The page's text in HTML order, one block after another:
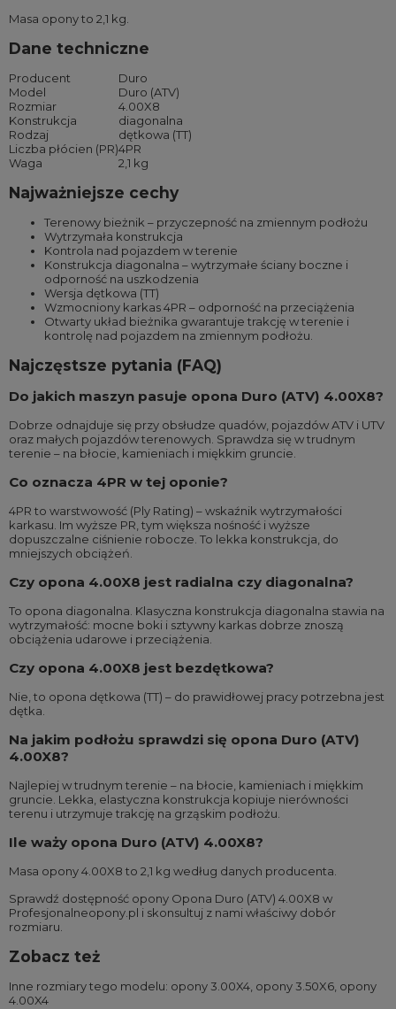
Masa opony to 2,1 kg.
Dane techniczne
Producent
Duro
Model
Duro (ATV)
Rozmiar
4.00X8
Konstrukcja
diagonalna
Rodzaj
dętkowa (TT)
Liczba płócien (PR)4PR
Waga
2,1 kg
Najważniejsze cechy
Terenowy bieżnik – przyczepność na zmiennym podłożu
Wytrzymała konstrukcja
Kontrola nad pojazdem w terenie
Konstrukcja diagonalna – wytrzymałe ściany boczne i
odporność na uszkodzenia
Wersja dętkowa (TT)
Wzmocniony karkas 4PR – odporność na przeciążenia
Otwarty układ bieżnika gwarantuje trakcję w terenie i
kontrolę nad pojazdem na zmiennym podłożu.
Najczęstsze pytania (FAQ)
Do jakich maszyn pasuje opona Duro (ATV) 4.00X8?
Dobrze odnajduje się przy obsłudze quadów, pojazdów ATV i UTV
oraz małych pojazdów terenowych. Sprawdza się w trudnym
terenie – na błocie, kamieniach i miękkim gruncie.
Co oznacza 4PR w tej oponie?
4PR to warstwowość (Ply Rating) – wskaźnik wytrzymałości
karkasu. Im wyższe PR, tym większa nośność i wyższe
dopuszczalne ciśnienie robocze. To lekka konstrukcja, do
mniejszych obciążeń.
Czy opona 4.00X8 jest radialna czy diagonalna?
To opona diagonalna. Klasyczna konstrukcja diagonalna stawia na
wytrzymałość: mocne boki i sztywny karkas dobrze znoszą
obciążenia udarowe i przeciążenia.
Czy opona 4.00X8 jest bezdętkowa?
Nie, to opona dętkowa (TT) – do prawidłowej pracy potrzebna jest
dętka.
Na jakim podłożu sprawdzi się opona Duro (ATV)
4.00X8?
Najlepiej w trudnym terenie – na błocie, kamieniach i miękkim
gruncie. Lekka, elastyczna konstrukcja kopiuje nierówności
terenu i utrzymuje trakcję na grząskim podłożu.
Ile waży opona Duro (ATV) 4.00X8?
Masa opony 4.00X8 to 2,1 kg według danych producenta.
Sprawdź dostępność opony Opona Duro (ATV) 4.00X8 w
Profesjonalneopony.pl i skonsultuj z nami właściwy dobór
rozmiaru.
Zobacz też
Inne rozmiary tego modelu: opony 3.00X4 opony 3.50X6 opony
4.00X4